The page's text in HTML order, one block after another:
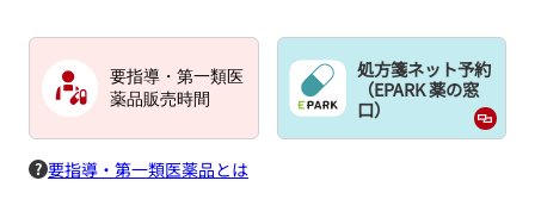
要指導・第一類医
薬品販売時間
処方箋ネット予約
（EPARK 薬の窓
口）
要指導・第一類医薬品とは